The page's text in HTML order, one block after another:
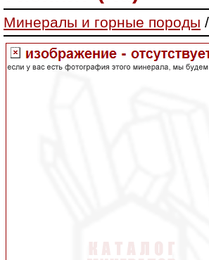
Минералы и горные породы